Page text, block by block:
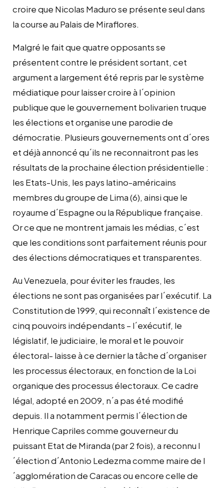
croire que Nicolas Maduro se présente seul dans
la course au Palais de Miraflores.
Malgré le fait que quatre opposants se
présentent contre le président sortant, cet
argument a largement été repris par le système
médiatique pour laisser croire à l´opinion
publique que le gouvernement bolivarien truque
les élections et organise une parodie de
démocratie. Plusieurs gouvernements ont d´ores
et déjà annoncé qu´ils ne reconnaitront pas les
résultats de la prochaine élection présidentielle :
les Etats-Unis, les pays latino-américains
membres du groupe de Lima (6), ainsi que le
royaume d´Espagne ou la République française.
Or ce que ne montrent jamais les médias, c´est
que les conditions sont parfaitement réunis pour
des élections démocratiques et transparentes.
Au Venezuela, pour éviter les fraudes, les
élections ne sont pas organisées par l´exécutif. La
Constitution de 1999, qui reconnaît l´existence de
cinq pouvoirs indépendants – l´exécutif, le
législatif, le judiciaire, le moral et le pouvoir
électoral- laisse à ce dernier la tâche d´organiser
les processus électoraux, en fonction de la Loi
organique des processus électoraux. Ce cadre
légal, adopté en 2009, n´a pas été modifié
depuis. Il a notamment permis l´élection de
Henrique Capriles comme gouverneur du
puissant Etat de Miranda (par 2 fois), a reconnu l
´élection d´Antonio Ledezma comme maire de l
´agglomération de Caracas ou encore celle de